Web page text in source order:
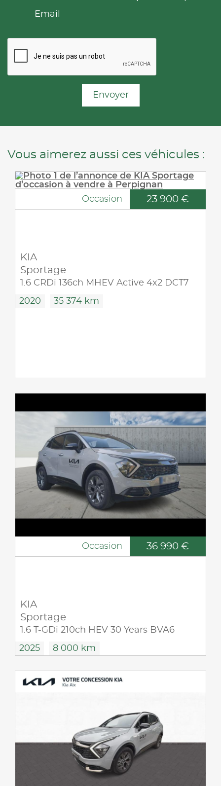
Email
Envoyer
Vous aimerez aussi ces véhicules :
Occasion 23 900 €
KIA
Sportage
1.6 CRDi 136ch MHEV Active 4x2 DCT7
2020 35 374 km
Occasion 36 990 €
KIA
Sportage
1.6 T-GDi 210ch HEV 30 Years BVA6
2025 8 000 km